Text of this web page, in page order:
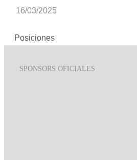
16/03/2025
Posiciones
SPONSORS OFICIALES